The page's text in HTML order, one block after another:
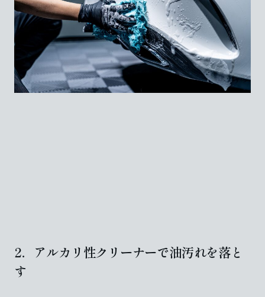
2．アルカリ性クリーナーで油汚れを落と
す